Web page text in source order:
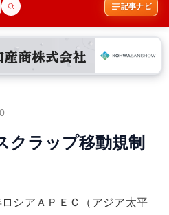
記事ナビ
クラップ移動規制
シアＡＰＥＣ（アジア太平